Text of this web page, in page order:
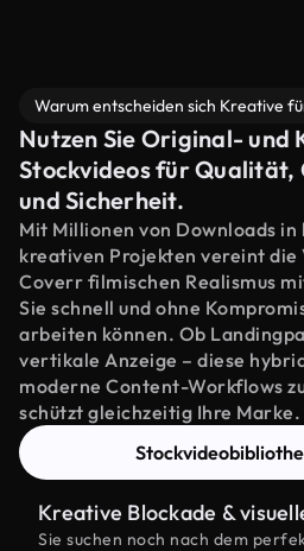
Warum entscheiden sich Kreative
Nutzen Sie Original- und
Stockvideos für Qualität,
und Sicherheit.
Mit Millionen von Downloads
kreativen Projekten vereint
Coverr filmischen Realismus
Sie schnell und ohne
arbeiten können. Ob
vertikale Anzeige – diese
moderne Content-Workflows
schützt gleichzeitig Ihre Marke.
Kreative Blockade &
Sie suchen noch nach dem